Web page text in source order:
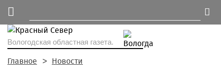
Вологодская областная газета.
Главное Новости